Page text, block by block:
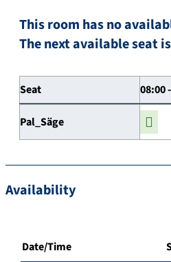
This room has no
The next available seat
Seat 08:00
Pal_Säge
Availability
Date/Time